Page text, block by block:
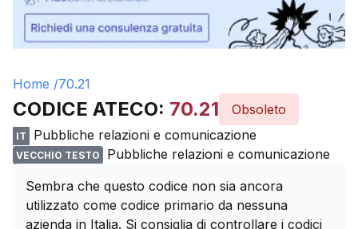
Home /70.21
CODICE ATECO: 70.21 Obsoleto
IT Pubbliche relazioni e comunicazione
VECCHIO TESTO
Pubbliche relazioni e comunicazione
Sembra che questo codice non sia ancora
utilizzato come codice primario da nessuna
azienda in Italia. Si consiglia di controllare i codici